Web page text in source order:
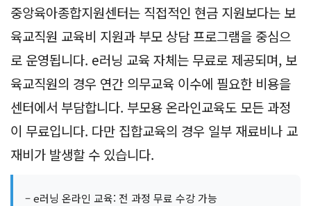
중앙육아종합지원센터는 직접적인 현금 지원보다는 보
육교직원 교육비 지원과 부모 상담 프로그램을 중심으
로 운영됩니다. e러닝 교육 자체는 무료로 제공되며, 보
육교직원의 경우 연간 의무교육 이수에 필요한 비용을
센터에서 부담합니다. 부모용 온라인교육도 모든 과정
이 무료입니다. 다만 집합교육의 경우 일부 재료비나 교
재비가 발생할 수 있습니다.
– e러닝 온라인 교육: 전 과정 무료 수강 가능